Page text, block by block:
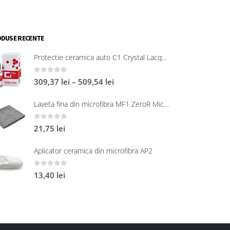
RECENTE
Protectie ceramica auto C1 Crystal Lacquer
0 out of 5
309,37 lei – 509,54 lei
Laveta fina din microfibra MF1 ZeroR Microfibre
0 out of 5
21,75 lei
Aplicator ceramica din microfibra AP2
0 out of 5
13,40 lei